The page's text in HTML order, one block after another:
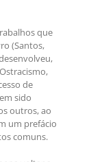
que
(Santos,
de
sido
outros, ao
um prefácio
comuns.